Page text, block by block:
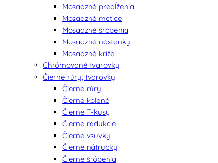
Mosadzné predĺženia
Mosadzné matice
Mosadzné šróbenia
Mosadzné nástenky
Mosadzné kríže
Chrómované tvarovky
Čierne rúry, tvarovky
Čierne rúry
Čierne kolená
Čierne T-kusy
Čierne redukcie
Čierne vsuvky
Čierne nátrubky
Čierne šróbenia